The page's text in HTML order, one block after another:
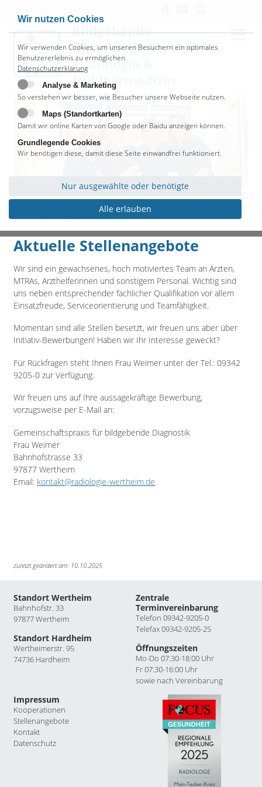
Bildgebende
Diagnostik Wertheim
Radiologie &
Nuklearmedizin
Startseite Stellenangebote
Aktuelle Stellenangebote
Wir sind ein gewachsenes, hoch motiviertes Team an Ärzten,
MTRAs, Arzthelferinnen und sonstigem Personal. Wichtig sind
uns neben entsprechender fachlicher Qualifikation vor allem
Einsatzfreude, Serviceorientierung und Teamfähigkeit.
Momentan sind alle Stellen besetzt, wir freuen uns aber über
Initiativ-Bewerbungen! Haben wir Ihr Interesse geweckt?
Für Rückfragen steht Ihnen Frau Weimer unter der Tel.: 09342
9205-0 zur Verfügung.
Wir freuen uns auf Ihre aussagekräftige Bewerbung,
vorzugsweise per E-Mail an:
Gemeinschaftspraxis für bildgebende Diagnostik
Frau Weimer
Bahnhofstrasse 33
97877 Wertheim
Email: kontakt@radiologie-wertheim.de
zuletzt geändert am: 10.10.2025
Standort Wertheim
Bahnhofstr. 33
97877 Wertheim
Standort Hardheim
Wertheimerstr. 95
74736 Hardheim
Zentrale
Terminvereinbarung
Telefon 09342-9205-0
Telefax 09342-9205-25
Öffnungszeiten
Mo-Do 07:30-18:00 Uhr
Fr 07:30-16:00 Uhr
sowie nach Vereinbarung
Impressum
Kooperationen
Stellenangebote
Kontakt
Datenschutz
Wir nutzen Cookies
Wir verwenden Cookies, um unseren Besuchern ein optimales
Benutzererlebnis zu ermöglichen.
Datenschutzerklärung
Analyse & Marketing
So verstehen wir besser, wie Besucher unsere Webseite nutzen.
Maps (Standortkarten)
Damit wir online Karten von Google oder Baidu anzeigen können.
Grundlegende Cookies
Wir benötigen diese, damit diese Seite einwandfrei funktioniert.
Nur ausgewählte oder benötigte
Alle erlauben